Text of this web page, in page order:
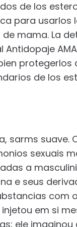
de los
para usarlos
mama. La
protegerlos
de los
suave.
sexuais
a
e seus
com
em si
ele